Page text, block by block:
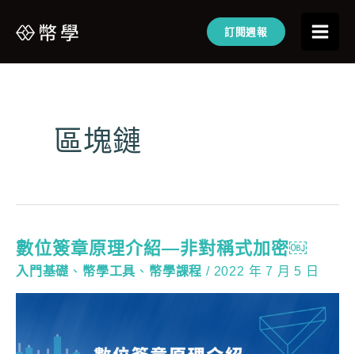
訂閱週報
區塊鏈
數位簽章原理介紹—非對稱式加密￼
入門基礎 、 幣學工具 、 幣學課程 / 2022 年 7 月 5 日